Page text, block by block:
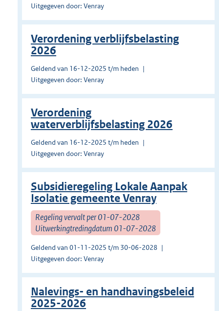
Uitgegeven door: Venray
Verordening verblijfsbelasting
2026
Geldend van 16-12-2025 t/m heden
Uitgegeven door: Venray
Verordening
waterverblijfsbelasting 2026
Geldend van 16-12-2025 t/m heden
Uitgegeven door: Venray
Subsidieregeling Lokale Aanpak
Isolatie gemeente Venray
Regeling vervalt per 01-07-2028
Uitwerkingtredingdatum 01-07-2028
Geldend van 01-11-2025 t/m 30-06-2028
Uitgegeven door: Venray
Nalevings- en handhavingsbeleid
2025-2026